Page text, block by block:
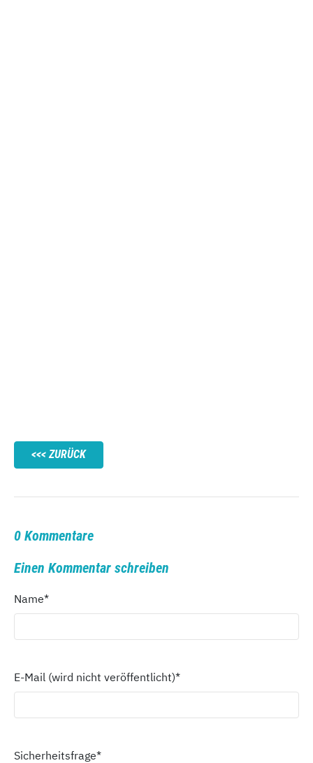
ZURÜCK
0 Kommentare
Einen Kommentar schreiben
Name*
E-Mail (wird nicht veröffentlicht)*
Sicherheitsfrage*